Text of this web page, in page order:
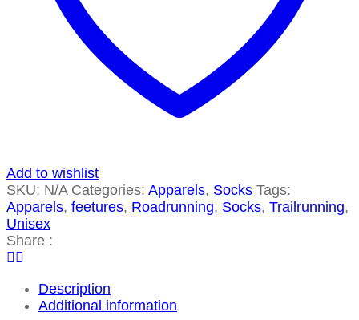
Add to wishlist
SKU: N/A Categories: Apparels, Socks Tags:
Apparels, feetures, Roadrunning, Socks, Trailrunning,
Unisex
Share :
Description
Additional information